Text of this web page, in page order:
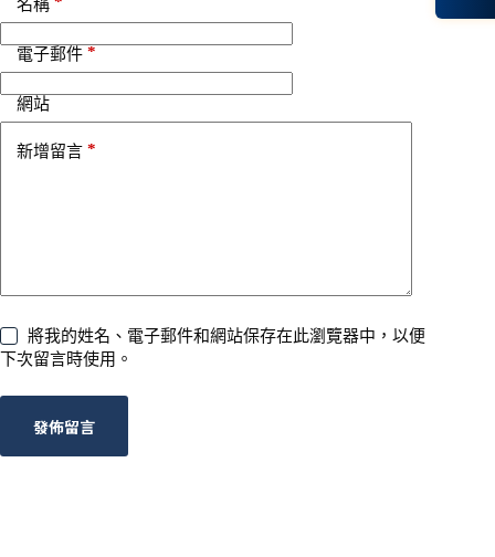
名稱
電子郵件 *
網站
新增留言 *
將我的姓名、電子郵件和網站保存在此瀏覽器中，以便
下次留言時使用。
發佈留言